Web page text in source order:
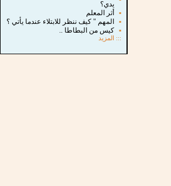
يدي؟
▪
أثر المعلم
▪
المهم " كيف ننظر للابتلاء عندما يأتي ؟
▪
كيس من البطاطا ..
::: المزيد